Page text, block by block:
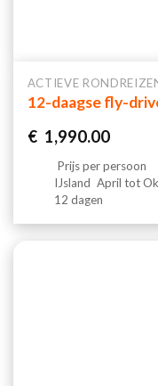
ACTIEVE
12-daagse fly-
€ 1,990.00
Prijs per persoon
IJsland April tot
12 dagen